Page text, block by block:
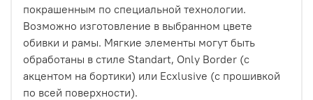
покрашенным по специальной технологии.
Возможно изготовление в выбранном цвете
обивки и рамы. Мягкие элементы могут быть
обработаны в стиле Standart, Only Border (с
акцентом на бортики) или Ecxlusive (с прошивкой
по всей поверхности).